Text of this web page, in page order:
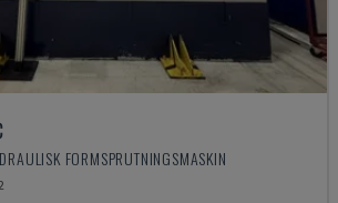
FORMSPRUTNINGSMASKIN